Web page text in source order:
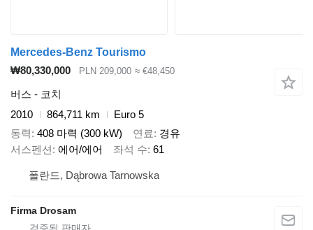
Mercedes-Benz Tourismo
₩80,330,000
PLN 209,000 ≈ €48,450
버스 - 코치
2010
864,711 km
Euro 5
동력 408 마력 (300 kW) 연료
경유
서스펜션 에어/에어 좌석 수 61
폴란드, Dąbrowa Tarnowska
Firma Drosam